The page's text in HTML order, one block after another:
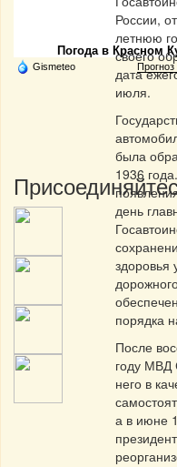
Частная
Погода в Красном
Gismeteo
России,
летнюю
своего
дата
июля.
была
1936
день
здоровья
порядка
После
году
него в
а в июне